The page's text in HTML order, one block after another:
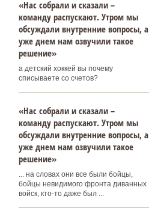
«Нас собрали и сказали –
команду распускают. Утром мы
обсуждали внутренние вопросы, а
уже днем нам озвучили такое
решение»
а детский хоккей вы почему
списываете со счетов?
«Нас собрали и сказали –
команду распускают. Утром мы
обсуждали внутренние вопросы, а
уже днем нам озвучили такое
решение»
... на словах они все были бойцы,
бойцы невидимого фронта диванных
войск, кто-то даже был ...